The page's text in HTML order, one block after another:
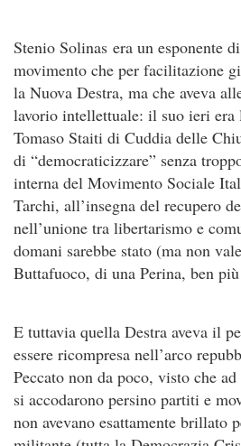
Stenio Solinas era un esponente
movimento che per facilitazione
la Nuova Destra, ma che aveva
lavorio intellettuale: il suo ieri
Tomaso Staiti di Cuddia delle
di “democraticizzare” senza
interna del Movimento Sociale
Tarchi, all’insegna del recupero
nell’unione tra libertarismo e
domani sarebbe stato (ma non
Buttafuoco, di una Perina, ben
E tuttavia quella Destra aveva il
essere ricompresa nell’arco
Peccato non da poco, visto che
si accodarono persino partiti e
non avevano esattamente brillato